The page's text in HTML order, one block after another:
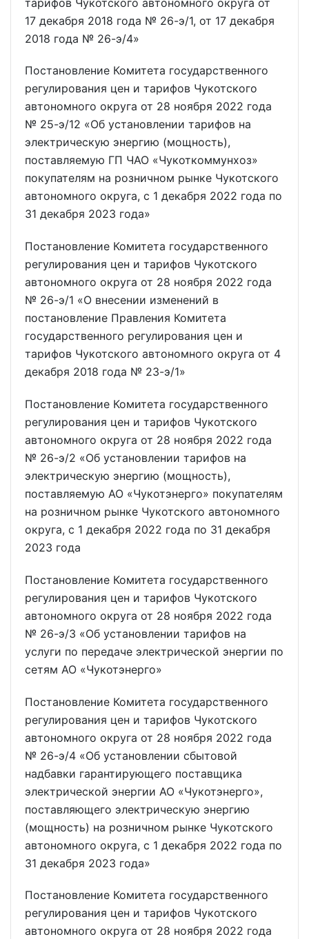
17 декабря 2018 года № 26-э/1, от 17 декабря
2018 года № 26-э/4»
Постановление Комитета государственного
регулирования цен и тарифов Чукотского
автономного округа от 28 ноября 2022 года
№ 25-э/12 «Об установлении тарифов на
электрическую энергию (мощность),
поставляемую ГП ЧАО «Чукоткоммунхоз»
покупателям на розничном рынке Чукотского
автономного округа, с 1 декабря 2022 года по
31 декабря 2023 года»
Постановление Комитета государственного
регулирования цен и тарифов Чукотского
автономного округа от 28 ноября 2022 года
№ 26-э/1 «О внесении изменений в
постановление Правления Комитета
государственного регулирования цен и
тарифов Чукотского автономного округа от 4
декабря 2018 года № 23-э/1»
Постановление Комитета государственного
регулирования цен и тарифов Чукотского
автономного округа от 28 ноября 2022 года
№ 26-э/2 «Об установлении тарифов на
электрическую энергию (мощность),
поставляемую АО «Чукотэнерго» покупателям
на розничном рынке Чукотского автономного
округа, с 1 декабря 2022 года по 31 декабря
2023 года
Постановление Комитета государственного
регулирования цен и тарифов Чукотского
автономного округа от 28 ноября 2022 года
№ 26-э/3 «Об установлении тарифов на
услуги по передаче электрической энергии по
сетям АО «Чукотэнерго»
Постановление Комитета государственного
регулирования цен и тарифов Чукотского
автономного округа от 28 ноября 2022 года
№ 26-э/4 «Об установлении сбытовой
надбавки гарантирующего поставщика
электрической энергии АО «Чукотэнерго»,
поставляющего электрическую энергию
(мощность) на розничном рынке Чукотского
автономного округа, с 1 декабря 2022 года по
31 декабря 2023 года»
Постановление Комитета государственного
регулирования цен и тарифов Чукотского
автономного округа от 28 ноября 2022 года